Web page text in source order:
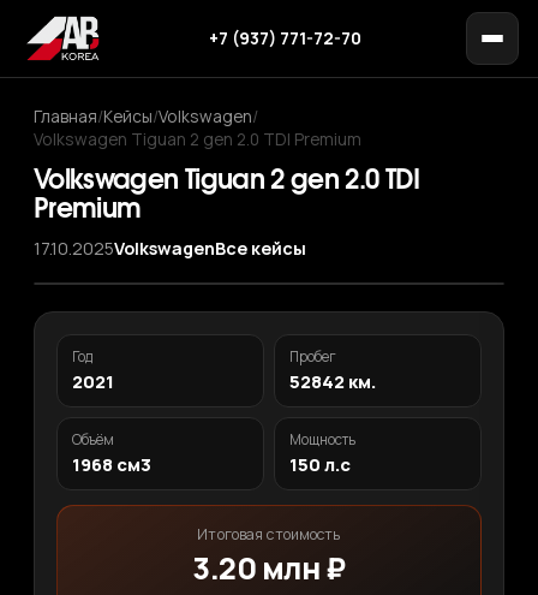
+7 (937) 771-72-70
Главная/Кейсы/Volkswagen/
Volkswagen Tiguan 2 gen 2.0 TDI Premium
Volkswagen Tiguan 2 gen 2.0 TDI
Premium
17.10.2025VolkswagenВсе кейсы
‹
›
1/ 12
Год
2021
Пробег
52842 км.
Объём
1968 см3
Мощность
150 л.с
Итоговая стоимость
3.20 млн ₽